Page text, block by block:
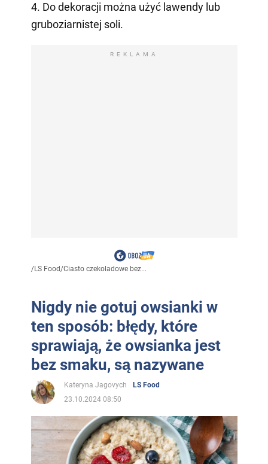
4. Do dekoracji można użyć lawendy lub
gruboziarnistej soli.
REKLAMA
/LS Food/Ciasto czekoladowe bez...
Nigdy nie gotuj owsianki w
ten sposób: błędy, które
sprawiają, że owsianka jest
bez smaku, są nazywane
Kateryna Jagovych
LS Food
23.10.2024 08:50